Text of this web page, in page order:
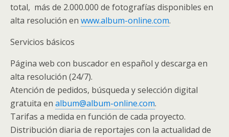
total, más de 2.000.000 de fotografías disponibles en
alta resolución en www.album-online.com.
Servicios básicos
Página web con buscador en español y descarga en
alta resolución (24/7).
Atención de pedidos, búsqueda y selección digital
gratuita en album@album-online.com.
Tarifas a medida en función de cada proyecto.
Distribución diaria de reportajes con la actualidad de